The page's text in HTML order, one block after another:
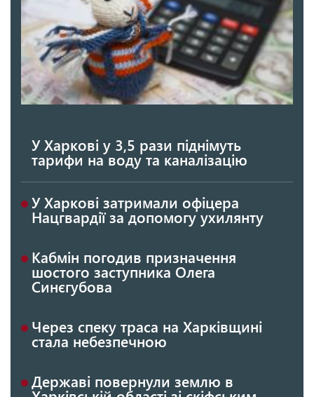
У Харкові у 3,5 рази піднімуть
тарифи на воду та каналізацію
У Харкові затримали офіцера
Нацгвардії за допомогу ухилянту
Кабмін погодив призначення
шостого заступника Олега
Синєгубова
Через спеку траса на Харківщині
стала небезпечною
Державі повернули землю в